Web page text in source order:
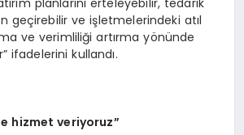
planlarını erteleyebilir, tedarik
geçirebilir ve işletmelerindeki atıl
ve verimliliği artırma yönünde
ifadelerini kullandı.
hizmet veriyoruz”